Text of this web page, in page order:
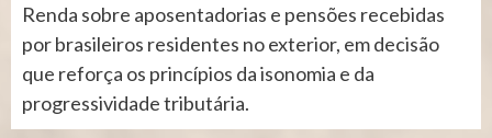
Renda sobre aposentadorias e pensões recebidas
por brasileiros residentes no exterior, em decisão
que reforça os princípios da isonomia e da
progressividade tributária.